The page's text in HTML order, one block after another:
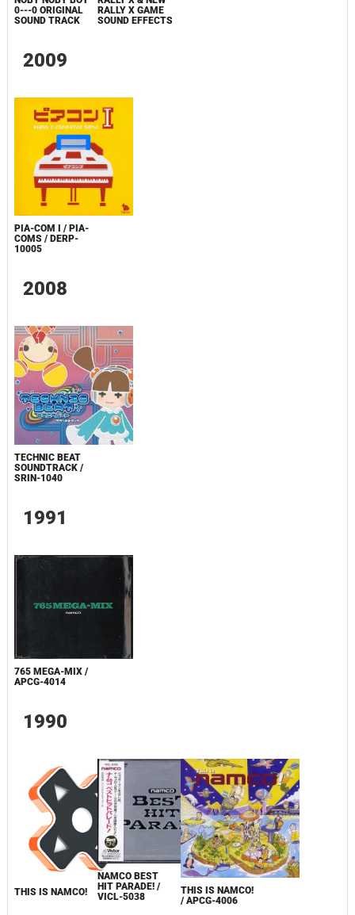
0---0 ORIGINAL
SOUND TRACK
RALLY X GAME
SOUND EFFECTS
2009
PIA-COM I / PIA-
COMS / DERP-
10005
2008
TECHNIC BEAT
SOUNDTRACK /
SRIN-1040
1991
765 MEGA-MIX /
APCG-4014
1990
THIS IS NAMCO!
NAMCO BEST
HIT PARADE! /
VICL-5038
THIS IS NAMCO!
/ APCG-4006